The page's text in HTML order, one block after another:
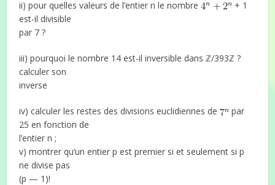
ii) pour quelles valeurs de l’entier n le nombre
+ 1
est-il divisible
par 7 ?
iii) pourquoi le nombre 14 est-il inversible dans ℤ/393ℤ ?
calculer son
inverse
iv) calculer les restes des divisions euclidiennes de
par
25 en fonction de
l’entier n ;
v) montrer qu‘un entier p est premier si et seulement si p
ne divise pas
(p — 1)!